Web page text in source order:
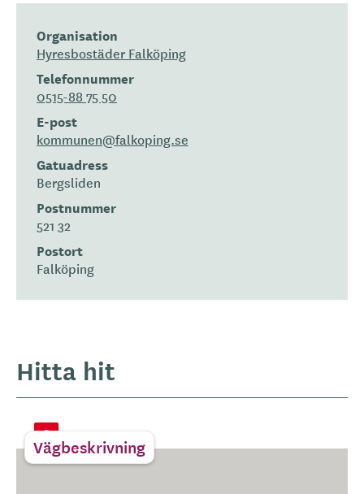
Organisation
Hyresbostäder Falköping
Telefonnummer
0515-88 75 50
E-post
kommunen@falkoping.se
Gatuadress
Bergsliden
Postnummer
521 32
Postort
Falköping
Hitta hit
Vägbeskrivning